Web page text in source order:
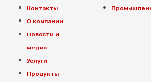
Контакты
О компании
Новости и
медиа
Услуги
Продукты